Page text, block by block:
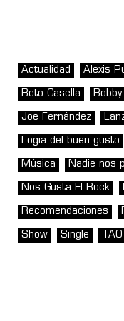
Actualidad Alexis
Beto Casella
Joe Fernández
Logia del buen gusto
Música Nadie nos
Nos Gusta El Rock
Recomendaciones
Show Single TAO